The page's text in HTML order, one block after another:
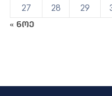
27
28 29
« ნოე